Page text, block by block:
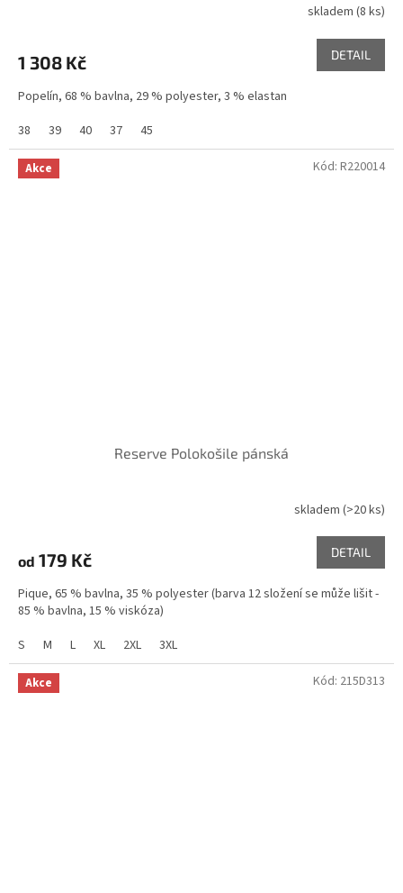
skladem (8 ks)
1 308 Kč DETAIL
Popelín, 68 % bavlna, 29 % polyester, 3 % elastan
38
39 40 37 45
Akce
Reserve Polokošile pánská
je
z
5
skladem(>20 ks)
od 179 Kč DETAIL
Pique, 65 % bavlna, 35 % polyester (barva 12 složení se může lišit -
85 % bavlna, 15 % viskóza)
S
M L XL 2XL 3XL
Kód: R220014
Akce Kód: 215D313